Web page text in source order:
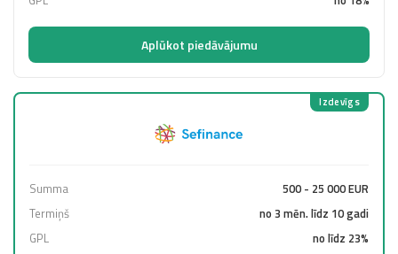
Aplūkot piedāvājumu
Izdevīgs
Summa
500 - 25 000 EUR
Termiņš
no 3 mēn. līdz 10 gadi
GPL
no līdz 23%